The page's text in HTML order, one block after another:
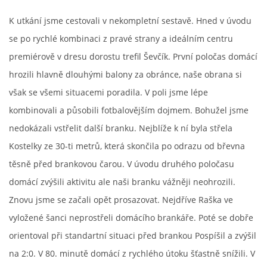
STARŠÍ DOROST
PODPORUJÍ NÁŠ KLUB
K utkání jsme cestovali v nekompletní sestavě. Hned v úvodu
se po rychlé kombinaci z pravé strany a ideálním centru
premiérově v dresu dorostu trefil Ševčík. První poločas domácí
hrozili hlavně dlouhými balony za obránce, naše obrana si
však se všemi situacemi poradila. V poli jsme lépe
kombinovali a působili fotbalovějším dojmem. Bohužel jsme
nedokázali vstřelit další branku. Nejblíže k ní byla střela
Kostelky ze 30-ti metrů, která skončila po odrazu od břevna
těsně před brankovou čarou. V úvodu druhého poločasu
domácí zvýšili aktivitu ale naši branku vážněji neohrozili.
Znovu jsme se začali opět prosazovat. Nejdříve Raška ve
vyložené šanci neprostřeli domácího brankáře. Poté se dobře
orientoval při standartní situaci před brankou Pospíšil a zvýšil
na 2:0. V 80. minutě domácí z rychlého útoku šťastně snížili. V